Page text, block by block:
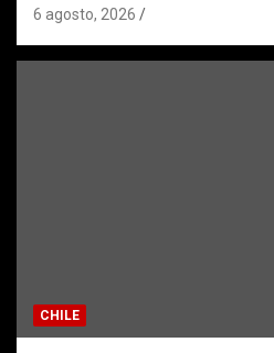
6 agosto, 2026
CHILE